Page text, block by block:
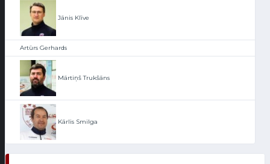
Jānis Klīve
Artūrs Gerhards
Mārtiņš Trukšāns
Kārlis Smilga